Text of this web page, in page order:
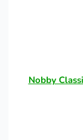
Nobby